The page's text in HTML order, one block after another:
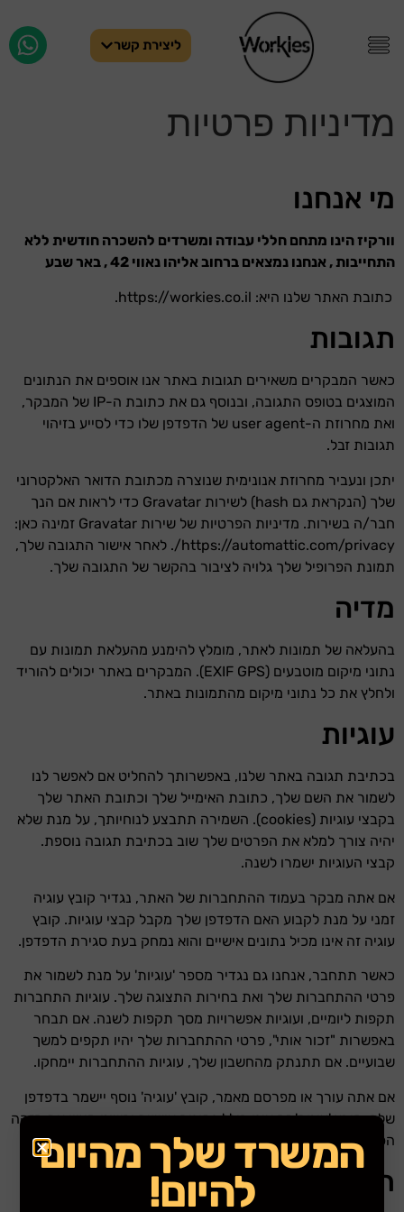
ליצירת קשר
מדיניות פרטיות
מי אנחנו
וורקיז הינו מתחם חללי עבודה ומשרדים להשכרה חודשית ללא
התחייבות , אנחנו נמצאים ברחוב אליהו נאווי 42 , באר שבע
כתובת האתר שלנו היא: https://workies.co.il.
תגובות
כאשר המבקרים משאירים תגובות באתר אנו אוספים את הנתונים
המוצגים בטופס התגובה, ובנוסף גם את כתובת ה-IP של המבקר,
ואת מחרוזת ה-user agent של הדפדפן שלו כדי לסייע בזיהוי
תגובות זבל.
יתכן ונעביר מחרוזת אנונימית שנוצרה מכתובת הדואר האלקטרוני
שלך (הנקראת גם hash) לשירות Gravatar כדי לראות אם הנך
חבר/ה בשירות. מדיניות הפרטיות של שירות Gravatar זמינה כאן:
https://automattic.com/privacy/. לאחר אישור התגובה שלך,
תמונת הפרופיל שלך גלויה לציבור בהקשר של התגובה שלך.
מדיה
בהעלאה של תמונות לאתר, מומלץ להימנע מהעלאת תמונות עם
נתוני מיקום מוטבעים (EXIF GPS). המבקרים באתר יכולים להוריד
ולחלץ את כל נתוני מיקום מהתמונות באתר.
עוגיות
בכתיבת תגובה באתר שלנו, באפשרותך להחליט אם לאפשר לנו
לשמור את השם שלך, כתובת האימייל שלך וכתובת האתר שלך
בקבצי עוגיות (cookies). השמירה תתבצע לנוחיותך, על מנת שלא
יהיה צורך למלא את הפרטים שלך שוב בכתיבת תגובה נוספת.
קבצי העוגיות ישמרו לשנה.
אם אתה מבקר בעמוד ההתחברות של האתר, נגדיר קובץ עוגיה
זמני על מנת לקבוע האם הדפדפן שלך מקבל קבצי עוגיות. קובץ
עוגיה זה אינו מכיל נתונים אישיים והוא נמחק בעת סגירת הדפדפן.
כאשר תתחבר, אנחנו גם נגדיר מספר 'עוגיות' על מנת לשמור את
פרטי ההתחברות שלך ואת בחירות התצוגה שלך. עוגיות התחברות
תקפות ליומיים, ועוגיות אפשרויות מסך תקפות לשנה. אם תבחר
באפשרות "זכור אותי", פרטי ההתחברות שלך יהיו תקפים למשך
שבועיים. אם תתנתק מהחשבון שלך, עוגיות ההתחברות יימחקו.
אם אתה עורך או מפרסם מאמר, קובץ 'עוגיה' נוסף יישמר בדפדפן
שלך. קובץ 'עוגיה' זה אינו כולל נתונים אישיים ופשוט מציין את מזהה
הפוסט של המאמר. הוא יפוג לאחר יום אחד.
תוכן מוטמע מאתרים אחרים
המשרד שלך מהיום
להיום!